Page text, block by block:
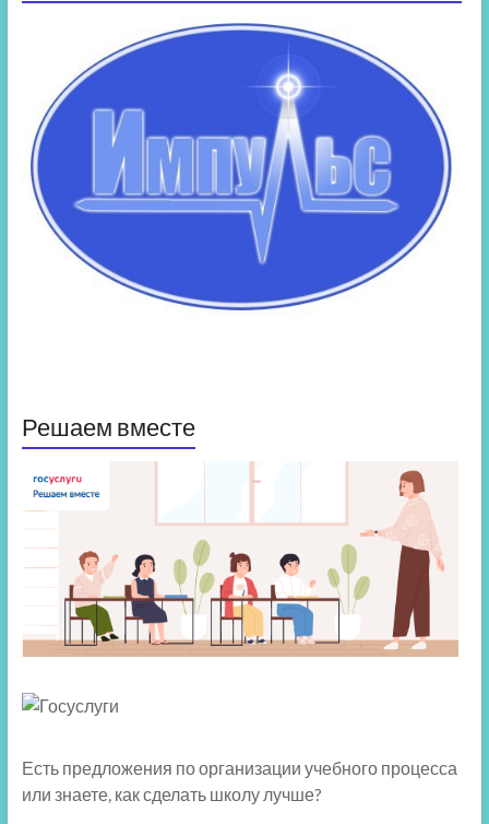
Решаем вместе
Есть предложения по организации учебного процесса
или знаете, как сделать школу лучше?